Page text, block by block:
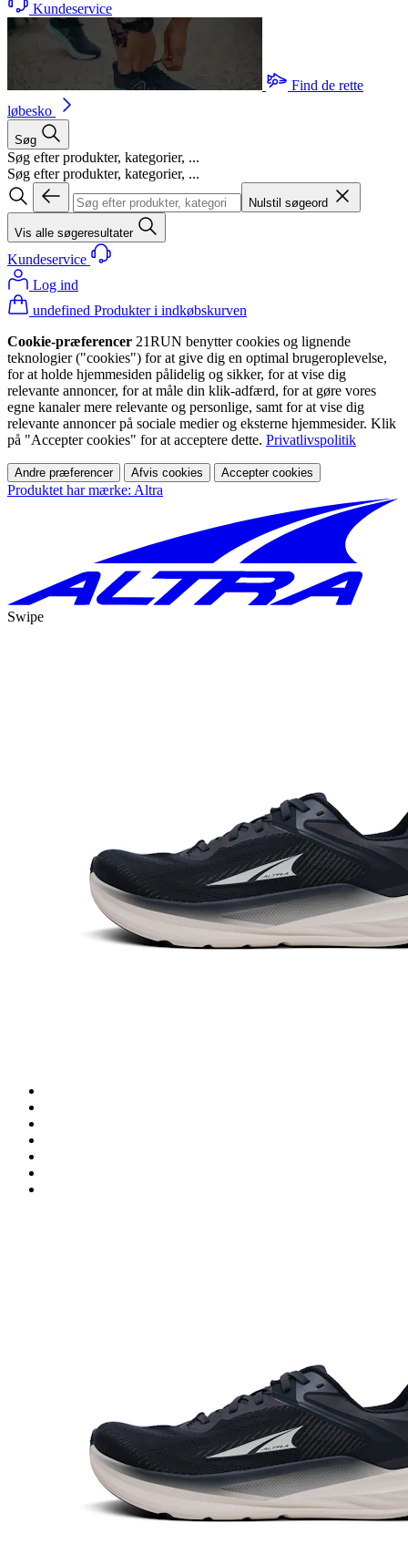
Kundeservice
Find de rette
løbesko
Søg
Søg efter produkter, kategorier, ...
Søg efter produkter, kategorier, ...
Nulstil søgeord
Vis alle søgeresultater
Kundeservice
Log ind
undefined Produkter i indkøbskurven
Cookie-præferencer 21RUN benytter cookies og lignende
teknologier ("cookies") for at give dig en optimal brugeroplevelse,
for at holde hjemmesiden pålidelig og sikker, for at vise dig
relevante annoncer, for at måle din klik-adfærd, for at gøre vores
egne kanaler mere relevante og personlige, samt for at vise dig
relevante annoncer på sociale medier og eksterne hjemmesider. Klik
på "Accepter cookies" for at acceptere dette. Privatlivspolitik
Andre præferencer Afvis cookies Accepter cookies
Produktet har mærke: Altra
Swipe